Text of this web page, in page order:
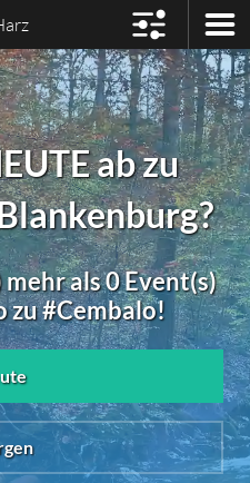
ab zu
als 0 Event(s)
zu #Cembalo!